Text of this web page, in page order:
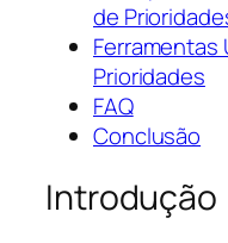
de
Ferramentas
Prioridades
FAQ
Conclusão
Introdução